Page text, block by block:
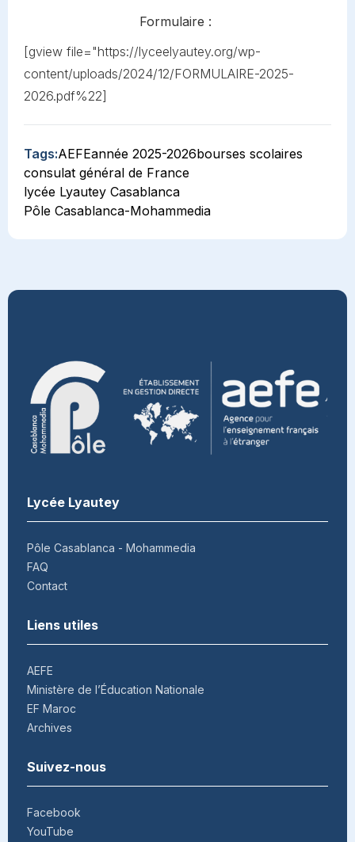
Formulaire :
[gview file="https://lyceelyautey.org/wp-
content/uploads/2024/12/FORMULAIRE-2025-
2026.pdf%22]
Tags:AEFEannée 2025-2026bourses scolaires
consulat général de France
lycée Lyautey Casablanca
Pôle Casablanca-Mohammedia
Lycée Lyautey
Pôle Casablanca - Mohammedia
FAQ
Contact
Liens utiles
AEFE
Ministère de l’Éducation Nationale
EF Maroc
Archives
Suivez-nous
Facebook
YouTube